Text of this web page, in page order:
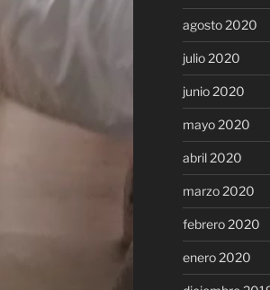
agosto 2020
julio 2020
junio 2020
mayo 2020
abril 2020
marzo 2020
febrero 2020
enero 2020